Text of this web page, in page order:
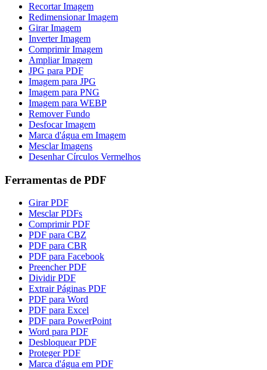
Recortar Imagem
Redimensionar Imagem
Girar Imagem
Inverter Imagem
Comprimir Imagem
Ampliar Imagem
JPG para PDF
Imagem para JPG
Imagem para PNG
Imagem para WEBP
Remover Fundo
Desfocar Imagem
Marca d'água em Imagem
Mesclar Imagens
Desenhar Círculos Vermelhos
Ferramentas de PDF
Girar PDF
Mesclar PDFs
Comprimir PDF
PDF para CBZ
PDF para CBR
PDF para Facebook
Preencher PDF
Dividir PDF
Extrair Páginas PDF
PDF para Word
PDF para Excel
PDF para PowerPoint
Word para PDF
Desbloquear PDF
Proteger PDF
Marca d'água em PDF